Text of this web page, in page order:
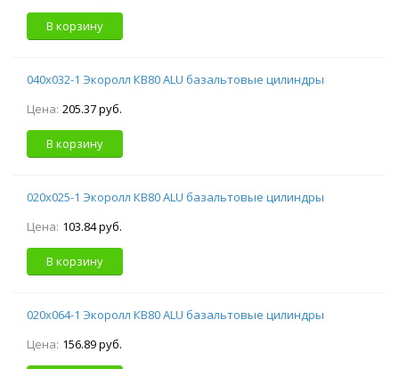
В корзину
040х032-1 Экоролл КВ80 ALU базальтовые цилиндры
Цена: 205.37 руб.
В корзину
020х025-1 Экоролл КВ80 ALU базальтовые цилиндры
Цена: 103.84 руб.
В корзину
020х064-1 Экоролл КВ80 ALU базальтовые цилиндры
Цена: 156.89 руб.